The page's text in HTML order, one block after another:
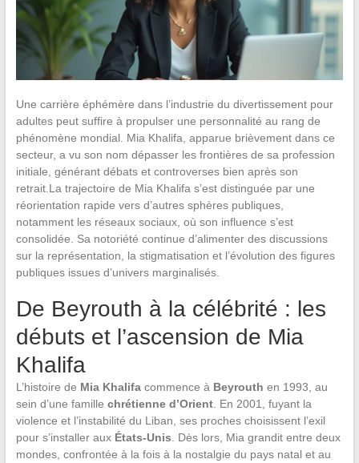
Une carrière éphémère dans l’industrie du divertissement pour
adultes peut suffire à propulser une personnalité au rang de
phénomène mondial. Mia Khalifa, apparue brièvement dans ce
secteur, a vu son nom dépasser les frontières de sa profession
initiale, générant débats et controverses bien après son
retrait.La trajectoire de Mia Khalifa s’est distinguée par une
réorientation rapide vers d’autres sphères publiques,
notamment les réseaux sociaux, où son influence s’est
consolidée. Sa notoriété continue d’alimenter des discussions
sur la représentation, la stigmatisation et l’évolution des figures
publiques issues d’univers marginalisés.
De Beyrouth à la célébrité : les
débuts et l’ascension de Mia
Khalifa
L’histoire de Mia Khalifacommence à Beyrouth en 1993, au
sein d’une famille chrétienne d’Orient. En 2001, fuyant la
violence et l’instabilité du Liban, ses proches choisissent l’exil
pour s’installer aux États-Unis . Dès lors, Mia grandit entre deux
mondes, confrontée à la fois à la nostalgie du pays natal et au